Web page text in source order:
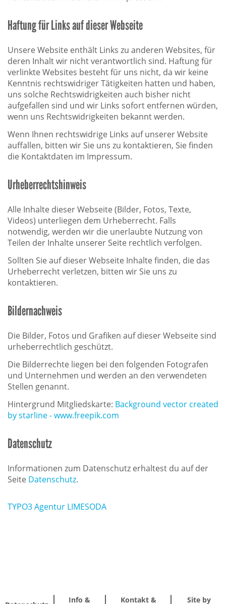
Haftung für Links auf dieser Webseite
Unsere Website enthält Links zu anderen Websites, für
deren Inhalt wir nicht verantwortlich sind. Haftung für
verlinkte Websites besteht für uns nicht, da wir keine
Kenntnis rechtswidriger Tätigkeiten hatten und haben,
uns solche Rechtswidrigkeiten auch bisher nicht
aufgefallen sind und wir Links sofort entfernen würden,
wenn uns Rechtswidrigkeiten bekannt werden.
Wenn Ihnen rechtswidrige Links auf unserer Website
auffallen, bitten wir Sie uns zu kontaktieren, Sie finden
die Kontaktdaten im Impressum.
Urheberrechtshinweis
Alle Inhalte dieser Webseite (Bilder, Fotos, Texte,
Videos) unterliegen dem Urheberrecht. Falls
notwendig, werden wir die unerlaubte Nutzung von
Teilen der Inhalte unserer Seite rechtlich verfolgen.
Sollten Sie auf dieser Webseite Inhalte finden, die das
Urheberrecht verletzen, bitten wir Sie uns zu
kontaktieren.
Bildernachweis
Die Bilder, Fotos und Grafiken auf dieser Webseite sind
urheberrechtlich geschützt.
Die Bilderrechte liegen bei den folgenden Fotografen
und Unternehmen und werden an den verwendeten
Stellen genannt.
Hintergrund Mitgliedskarte: Background vector created
by starline - www.freepik.com
Datenschutz
Informationen zum Datenschutz erhaltest du auf der
Seite Datenschutz.
TYPO3 Agentur LIMESODA
Info & Kontakt & Site by